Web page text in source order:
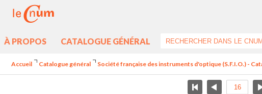
À PROPOS CATALOGUE GÉNÉRAL
Accueil Catalogue général Société française des instruments d'optique (S.F.I.O.) -